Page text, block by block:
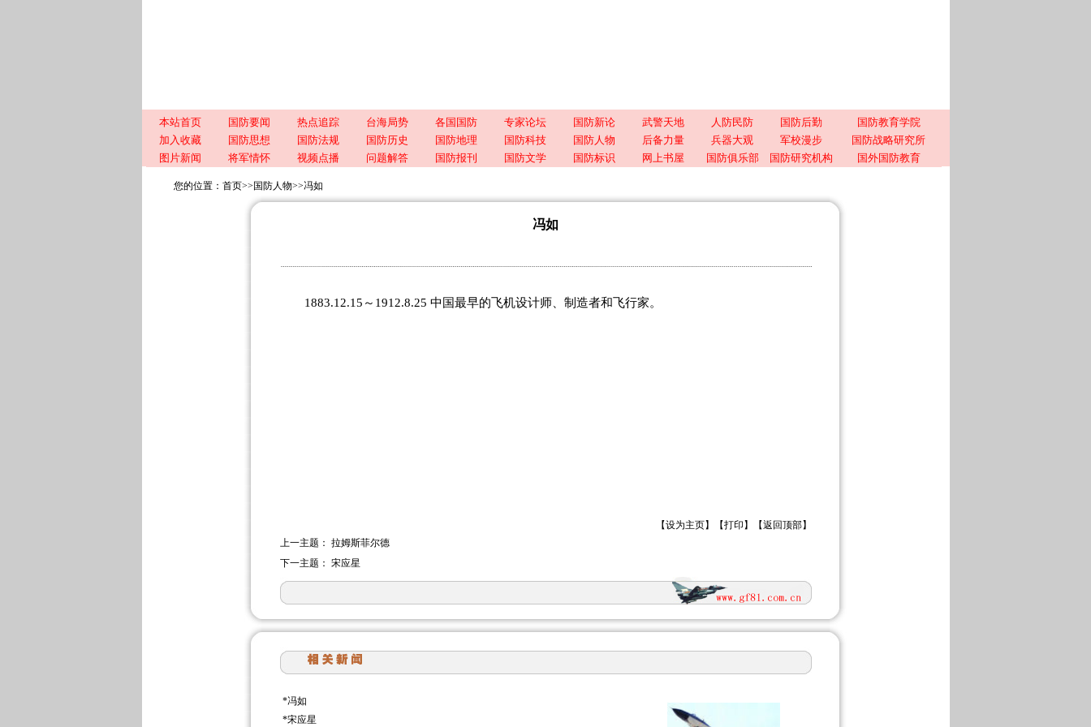
本站首页 国防要闻 热点追踪 台海局势 各国国防 专家论坛 国防新论 武警天地 人防民防 国防后勤
国防教育学院
加入收藏
国防思想 国防法规 国防历史 国防地理 国防科技 国防人物 后备力量 兵器大观 军校漫步
国防战略研究所
图片新闻
将军情怀 视频点播 问题解答 国防报刊 国防文学 国防标识 网上书屋 国防俱乐部 国防研究机构 国外国防教育
您的位置： 首页>> 国防人物>>冯如
冯如
1883.12.15～1912.8.25 中国最早的飞机设计师、制造者和飞行家。
【设为主页】【打印 】【返回顶部】
上一主题： 拉姆斯菲尔德
下一主题： 宋应星
*冯如
*宋应星